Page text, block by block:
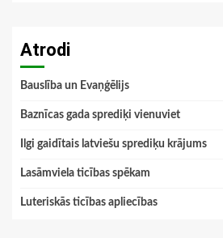
Atrodi
Bauslība un Evaņģēlijs
Baznīcas gada sprediķi vienuviet
Ilgi gaidītais latviešu sprediķu krājums
Lasāmviela ticības spēkam
Luteriskās ticības apliecības